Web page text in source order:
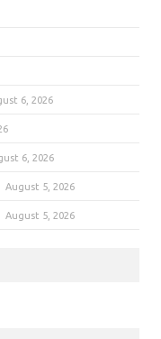
6, 2026
6, 2026
August 5, 2026
August 5, 2026